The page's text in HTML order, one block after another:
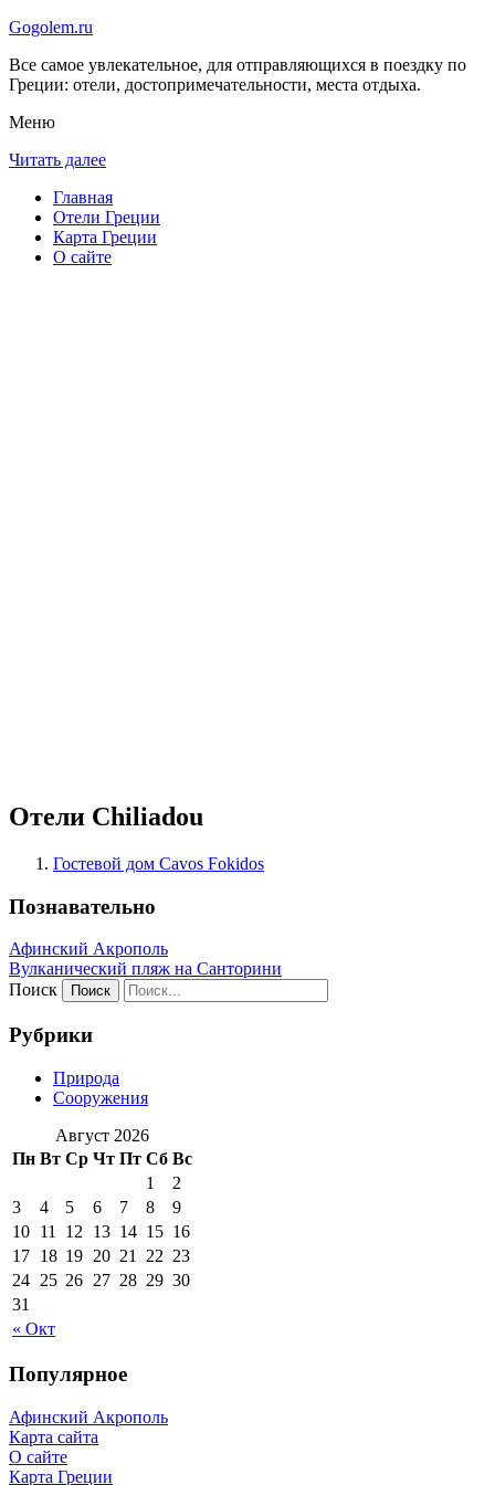
Gogolem.ru
Все самое увлекательное, для отправляющихся в поездку по
Греции: отели, достопримечательности, места отдыха.
Меню
Читать далее
Главная
Отели Греции
Карта Греции
О сайте
Отели Chiliadou
Гостевой дом Cavos Fokidos
Познавательно
Афинский Акрополь
Вулканический пляж на Санторини
Поиск
Рубрики
Природа
Сооружения
Август 2026
Пн Вт Ср Чт Пт Сб Вс
« Окт
1
2
3
4 5 6 7 8
9
10 11 12 13 14 15 16
17 18 19 20 21 22 23
24 25 26 27 28 29 30
31
Популярное
Афинский Акрополь
Карта сайта
О сайте
Карта Греции